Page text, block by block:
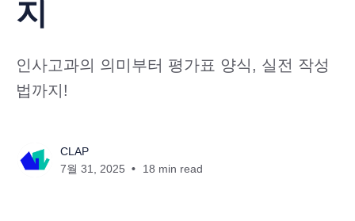
지
인사고과의 의미부터 평가표 양식, 실전 작성
법까지!
CLAP
7월 31, 2025
18 min read